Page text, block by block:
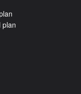
plan